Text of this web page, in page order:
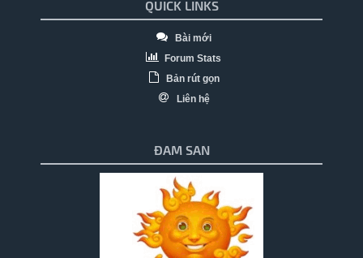
QUICK LINKS
Bài mới
Forum Stats
Bản rút gọn
Liên hệ
ĐAM SAN